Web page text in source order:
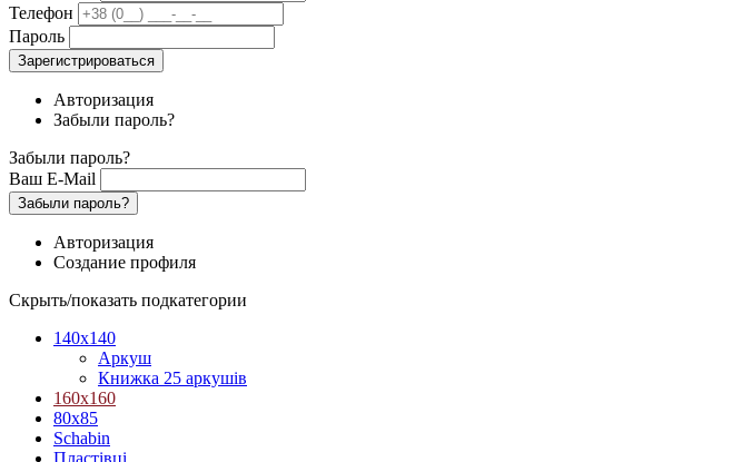
Телефон
Пароль
Зарегистрироваться
Авторизация
Забыли пароль?
Забыли пароль?
Ваш E-Mail
Забыли пароль?
Авторизация
Создание профиля
Скрыть/показать подкатегории
140х140
Аркуш
Книжка 25 аркушів
160х160
80х85
Schabin
Пластівці